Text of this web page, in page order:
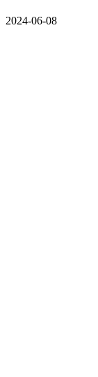
2024-06-08